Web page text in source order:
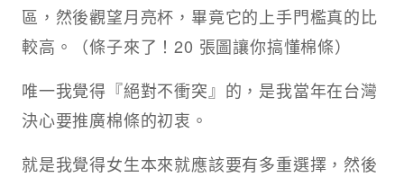
區，然後觀望月亮杯，畢竟它的上手門檻真的比
較高。（條子來了！20 張圖讓你搞懂棉條）
唯一我覺得『絕對不衝突』的，是我當年在台灣
決心要推廣棉條的初衷。
就是我覺得女生本來就應該要有多重選擇，然後